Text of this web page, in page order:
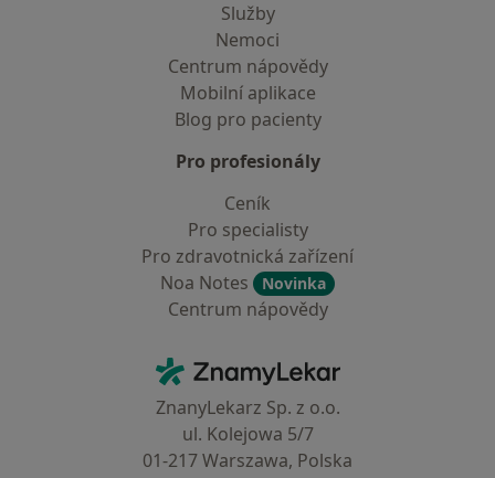
Služby
Nemoci
Centrum nápovědy
Mobilní aplikace
Blog pro pacienty
Pro profesionály
Ceník
Pro specialisty
Pro zdravotnická zařízení
Noa Notes
Novinka
Centrum nápovědy
ZnamyLekar - Hlavní stránka
ZnanyLekarz Sp. z o.o.
ul. Kolejowa 5/7
01-217 Warszawa, Polska